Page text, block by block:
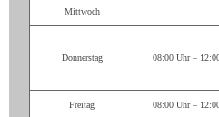
Mittwoch
Donnerstag 08:00 Uhr –
Freitag 08:00 Uhr –